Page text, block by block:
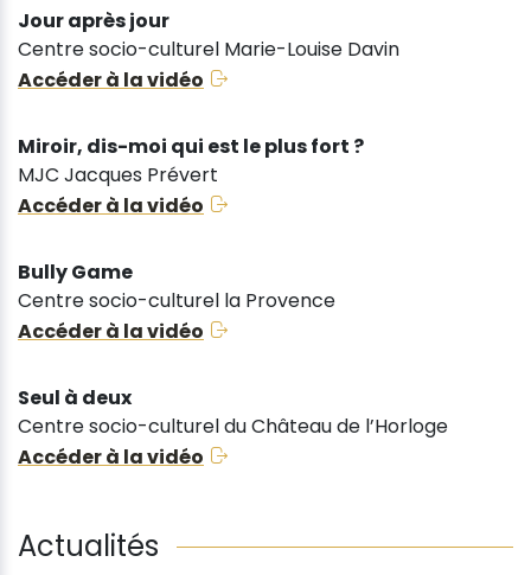
Jour après jour
Centre socio-culturel Marie-Louise Davin
Accéder à la vidéo
Miroir, dis-moi qui est le plus fort ?
MJC Jacques Prévert
Accéder à la vidéo
Bully Game
Centre socio-culturel la Provence
Accéder à la vidéo
Seul à deux
Centre socio-culturel du Château de l’Horloge
Accéder à la vidéo
Actualités